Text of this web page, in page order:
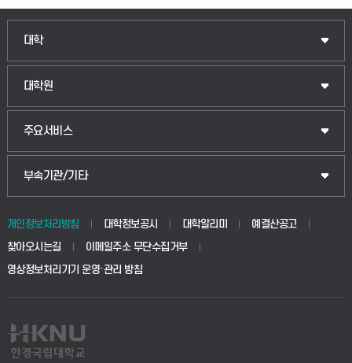
대학
인문융합공공인재학부
법경영학부
생명공학부
사회안전시스템공학부
대학원
일반대학원
산업대학원
공공정책대학원
교육대학원
주요서비스
입학안내
웹메일
학사시스템(전문학사 및 전공심화)
사이버캠퍼스(전문학사 및 전공심화)
부속기관/기타
중앙도서관
학생생활관(안성)
산학협력단
개인정보처리방침 대학정보공시 대학알리미
예결산공고
찾아오시는길
이메일주소 무단수집거부
영상정보처리기기 운영·관리 방침